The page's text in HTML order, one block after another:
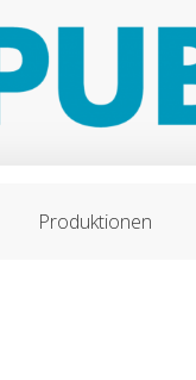
Produktionen